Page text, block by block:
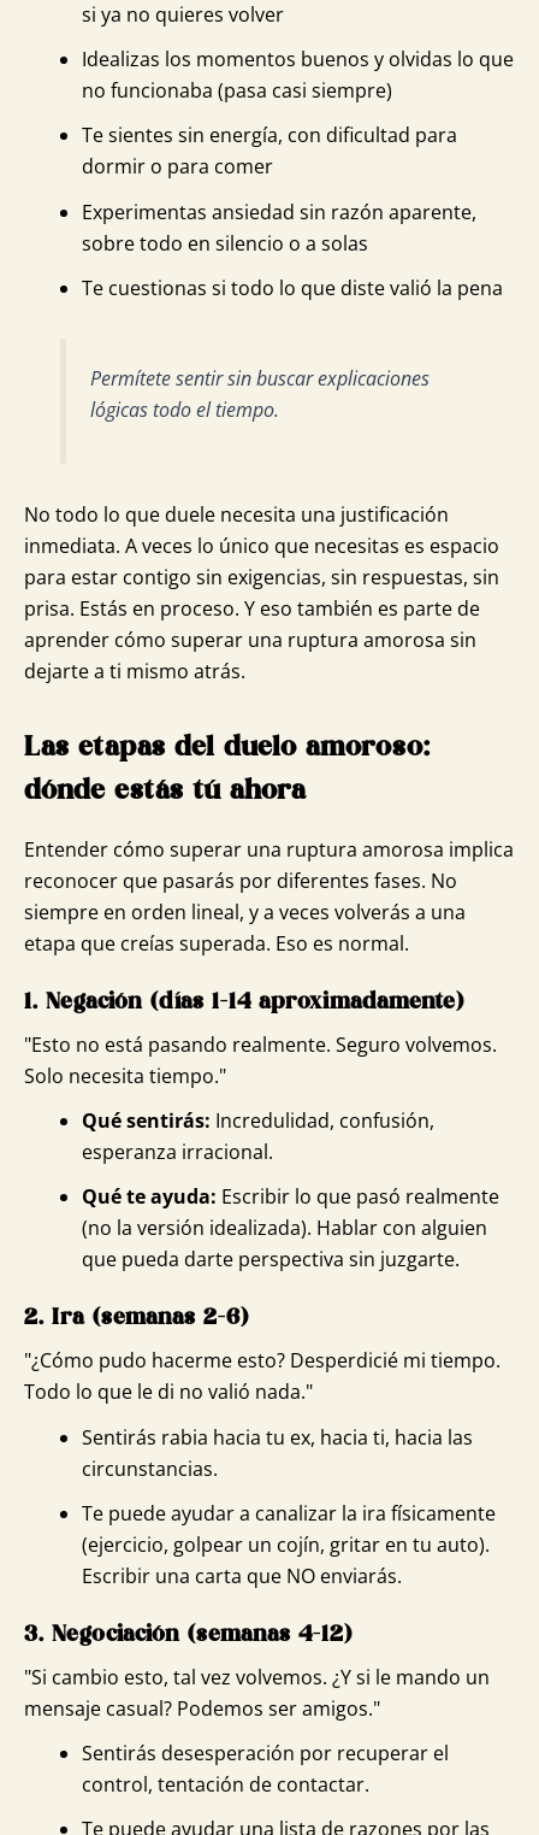
si ya no quieres volver
Idealizas los momentos buenos y olvidas lo que
no funcionaba (pasa casi siempre)
Te sientes sin energía, con dificultad para
dormir o para comer
Experimentas ansiedad sin razón aparente,
sobre todo en silencio o a solas
Te cuestionas si todo lo que diste valió la pena
Permítete sentir sin buscar explicaciones
lógicas todo el tiempo.
No todo lo que duele necesita una justificación
inmediata. A veces lo único que necesitas es espacio
para estar contigo sin exigencias, sin respuestas, sin
prisa. Estás en proceso. Y eso también es parte de
aprender cómo superar una ruptura amorosa sin
dejarte a ti mismo atrás.
Las etapas del duelo amoroso:
dónde estás tú ahora
Entender cómo superar una ruptura amorosa implica
reconocer que pasarás por diferentes fases. No
siempre en orden lineal, y a veces volverás a una
etapa que creías superada. Eso es normal.
1. Negación (días 1-14 aproximadamente)
"Esto no está pasando realmente. Seguro volvemos.
Solo necesita tiempo."
Qué sentirás: Incredulidad, confusión,
esperanza irracional.
Qué te ayuda: Escribir lo que pasó realmente
(no la versión idealizada). Hablar con alguien
que pueda darte perspectiva sin juzgarte.
2. Ira (semanas 2-6)
"¿Cómo pudo hacerme esto? Desperdicié mi tiempo.
Todo lo que le di no valió nada."
Sentirás rabia hacia tu ex, hacia ti, hacia las
circunstancias.
Te puede ayudar a canalizar la ira físicamente
(ejercicio, golpear un cojín, gritar en tu auto).
Escribir una carta que NO enviarás.
3. Negociación (semanas 4-12)
"Si cambio esto, tal vez volvemos. ¿Y si le mando un
mensaje casual? Podemos ser amigos."
Sentirás desesperación por recuperar el
control, tentación de contactar.
Te puede ayudar una lista de razones por las